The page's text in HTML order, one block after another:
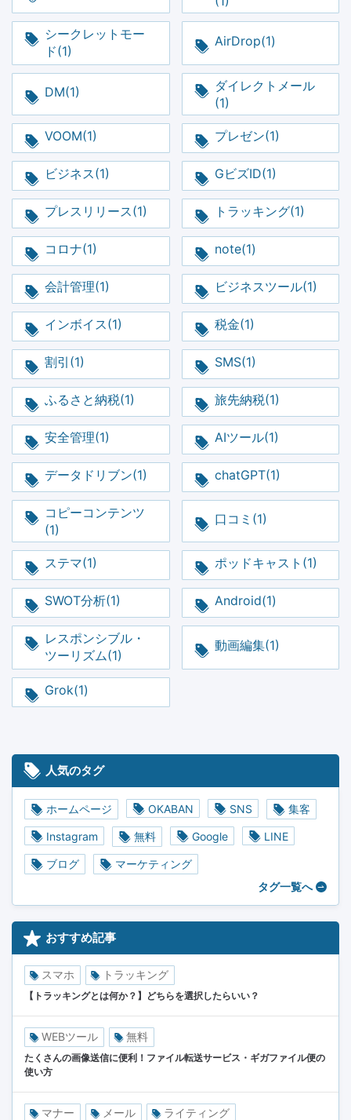
シークレットモー
ド(1)
AirDrop(1)
DM(1)
ダイレクトメール
(1)
VOOM(1) プレゼン(1)
ビジネス(1) GビズID(1)
プレスリリース(1) トラッキング(1)
コロナ(1) note(1)
会計管理(1) ビジネスツール(1)
インボイス(1) 税金(1)
割引(1) SMS(1)
ふるさと納税(1) 旅先納税(1)
安全管理(1) AIツール(1)
データドリブン(1) chatGPT(1)
コピーコンテンツ
(1)
口コミ(1)
ステマ(1) ポッドキャスト(1)
SWOT分析(1) Android(1)
レスポンシブル・
ツーリズム(1)
動画編集(1)
Grok(1)
人気のタグ
ホームページ OKABAN SNS 集客
Instagram 無料 Google LINE
ブログ
マーケティング
タグ一覧へ
おすすめ記事
スマホ トラッキング
【トラッキングとは何か？】どちらを選択したらいい？
WEBツール 無料
たくさんの画像送信に便利！ファイル転送サービス・ギガファイル便の
使い方
マナー メール ライティング